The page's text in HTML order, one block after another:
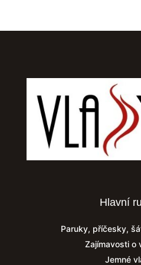
Hlavní
Paruky, příčesky,
Zajímavosti o
Jemné